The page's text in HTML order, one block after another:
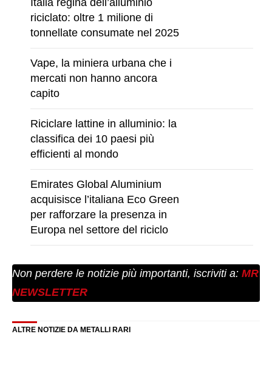
riciclato: oltre 1 milione di
tonnellate consumate nel 2025
Vape, la miniera urbana che i
mercati non hanno ancora
capito
Riciclare lattine in alluminio: la
classifica dei 10 paesi più
efficienti al mondo
Emirates Global Aluminium
acquisisce l’italiana Eco Green
per rafforzare la presenza in
Europa nel settore del riciclo
Non perdere le notizie più importanti, iscriviti a: MR
NEWSLETTER
ALTRE NOTIZIE DA METALLI RARI